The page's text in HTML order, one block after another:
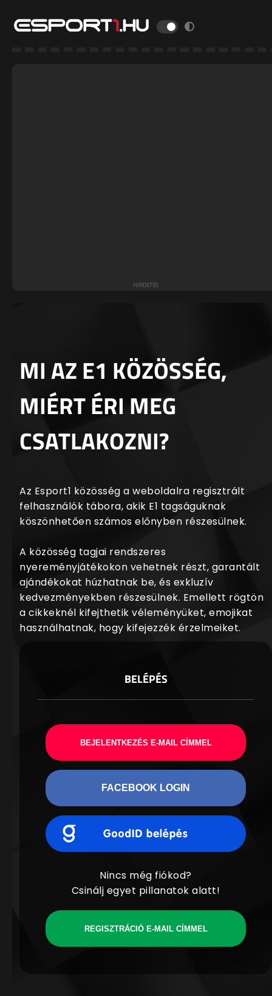
MI AZ E1 KÖZÖSSÉG,
MIÉRT ÉRI MEG
CSATLAKOZNI?
Az Esport1 közösség a weboldalra regisztrált
felhasználók tábora, akik E1 tagságuknak
köszönhetően számos előnyben részesülnek.
A közösség tagjai rendszeres
nyereményjátékokon vehetnek részt, garantált
ajándékokat húzhatnak be, és exkluzív
kedvezményekben részesülnek. Emellett rögtön
a cikkeknél kifejthetik véleményüket, emojikat
használhatnak, hogy kifejezzék érzelmeiket.
BELÉPÉS
BEJELENTKEZÉS E-MAIL CÍMMEL
FACEBOOK LOGIN
Nincs még fiókod?
Csinálj egyet pillanatok alatt!
REGISZTRÁCIÓ E-MAIL CÍMMEL